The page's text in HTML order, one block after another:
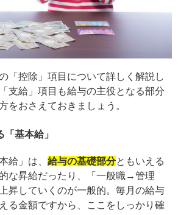
「控除」項目について詳しく解説し
支給」項目も給与の主役となる部分
をおさえておきましょう。
基本給」
給」は、 給与の基礎部分ともいえる
な昇給だったり、「一般職→管理
昇していくのが一般的。毎月の給与
る金額ですから、ここをしっかり確